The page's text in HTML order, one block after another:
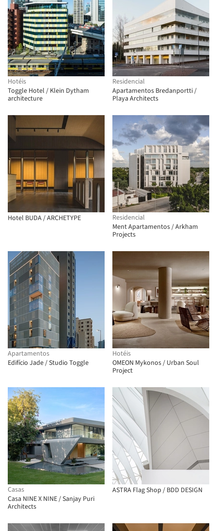
Hotéis
Toggle Hotel / Klein Dytham
architecture
Residencial
Apartamentos Bredanportti /
Playa Architects
Hotel BUDA / ARCHETYPE
Residencial
Ment Apartamentos / Arkham
Projects
Apartamentos
Edifício Jade / Studio Toggle
Hotéis
OMEON Mykonos / Urban Soul
Project
Casas
Casa NINE X NINE / Sanjay Puri
Architects
ASTRA Flag Shop / BDD DESIGN